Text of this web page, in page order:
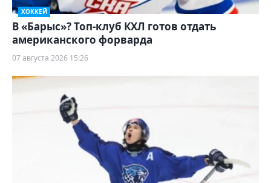
ХОККЕЙ
В «Барыс»? Топ-клуб КХЛ готов отдать
американского форварда
07 августа 2026 15:26